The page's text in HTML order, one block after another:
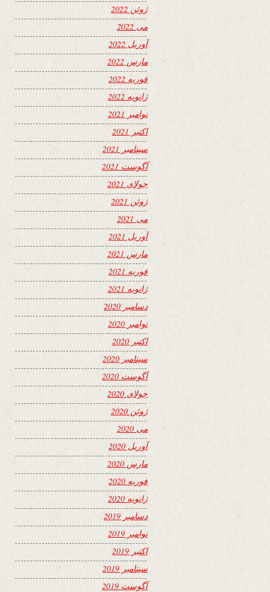
ژوئن 2022
می 2022
آوریل 2022
مارس 2022
فوریه 2022
ژانویه 2022
نوامبر 2021
اکتبر 2021
سپتامبر 2021
آگوست 2021
جولای 2021
ژوئن 2021
می 2021
آوریل 2021
مارس 2021
فوریه 2021
ژانویه 2021
دسامبر 2020
نوامبر 2020
اکتبر 2020
سپتامبر 2020
آگوست 2020
جولای 2020
ژوئن 2020
می 2020
آوریل 2020
مارس 2020
فوریه 2020
ژانویه 2020
دسامبر 2019
نوامبر 2019
اکتبر 2019
سپتامبر 2019
آگوست 2019